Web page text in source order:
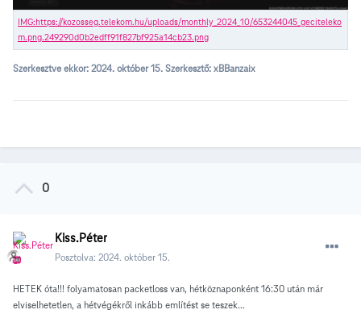
Szerkesztve ekkor: 2024. október 15. Szerkesztő: xBBanzaix
0
Kiss.Péter
Posztolva: 2024. október 15.
HETEK óta!!! folyamatosan packetloss van, hétköznaponként 16:30 után már
elviselhetetlen, a hétvégékről inkább említést se teszek...